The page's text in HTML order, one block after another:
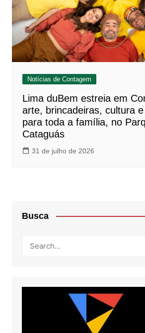
Notícias de Contagem
Lima duBem estreia em
arte, brincadeiras, cultura
para toda a família, no
Cataguás
31 de julho de 2026
Busca